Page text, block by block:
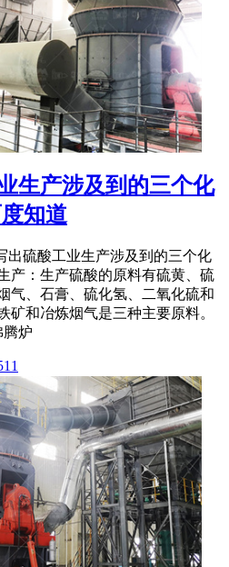
生产涉及到的三个化
知道
出硫酸工业生产涉及到的三个化
产：生产硫酸的原料有硫黄、硫
气、石膏、硫化氢、二氧化硫和
矿和冶炼烟气是三种主要原料。
腾炉